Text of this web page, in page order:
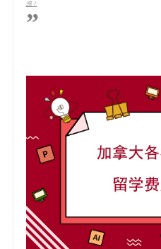
惑！
”